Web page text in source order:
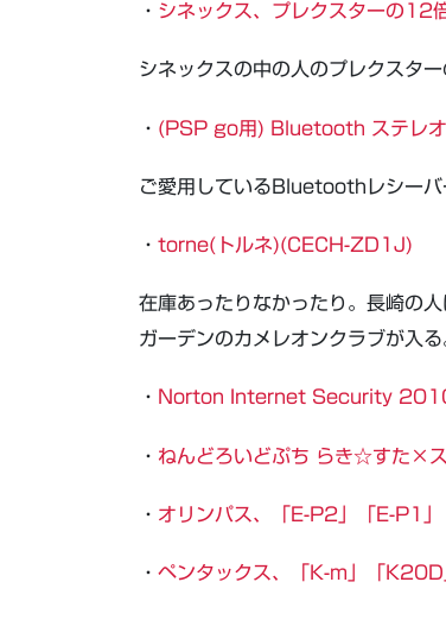
・ シネックス、プレクスターの12
シネックスの中の人のプレクスタ
・ (PSP go用) Bluetooth ステレ
ご愛用しているBluetoothレシー
・ torne(トルネ)(CECH-ZD1J)
在庫あったりなかったり。長崎の
ガーデンのカメレオンクラブが入る
・ Norton Internet Security
・ ねんどろいどぷち らき☆すた×
・ オリンパス、「E-P2」「E-P1
・ ペンタックス、「K-m」「